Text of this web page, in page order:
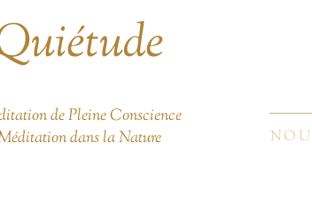
de Pleine Conscience
dans la Nature